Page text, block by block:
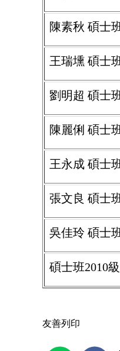
陳素秋 碩士
王瑞壎 碩士
劉明超 碩士
陳麗俐 碩士
王永成 碩士
張文良 碩士
吳佳玲 碩士
碩士班2010
友善列印